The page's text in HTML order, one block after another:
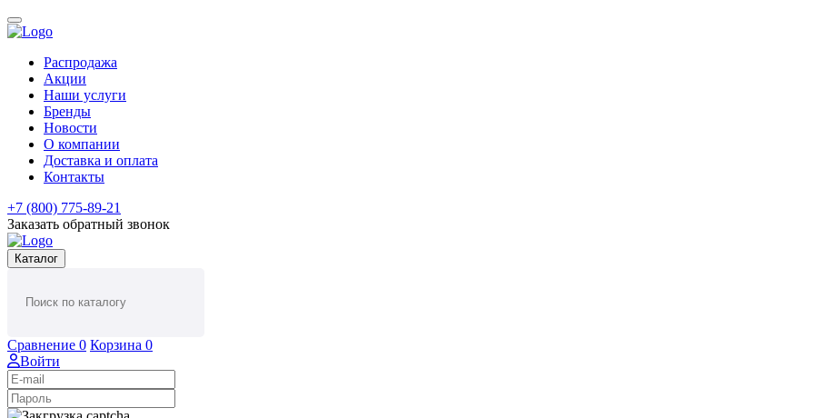
Распродажа
Акции
Наши услуги
Бренды
Новости
О компании
Доставка и оплата
Контакты
+7 (800) 775-89-21
Заказать обратный звонок
Каталог
Сравнение 0 Корзина 0
Войти